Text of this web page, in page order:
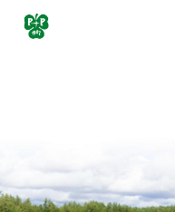
Siirry
sivun
Porin Pyrintö ry